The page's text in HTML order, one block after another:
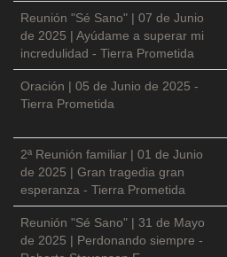
Reunión "Sé Sano" | 07 de Junio
de 2025 | Ayúdame a superar mi
incredulidad - Tierra Prometida
Oración | 05 de Junio de 2025 -
Tierra Prometida
2ª Reunión familiar | 01 de Junio
de 2025 | Gran tragedia gran
esperanza - Tierra Prometida
Reunión "Sé Sano" | 31 de Mayo
de 2025 | Perdonando siempre -